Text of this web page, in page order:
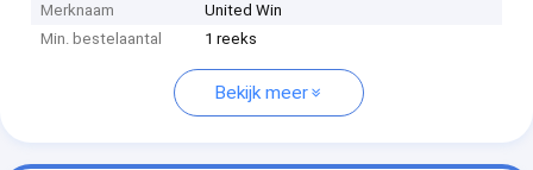
Merknaam
United Win
Min. bestelaantal
1 reeks
Bekijk meer